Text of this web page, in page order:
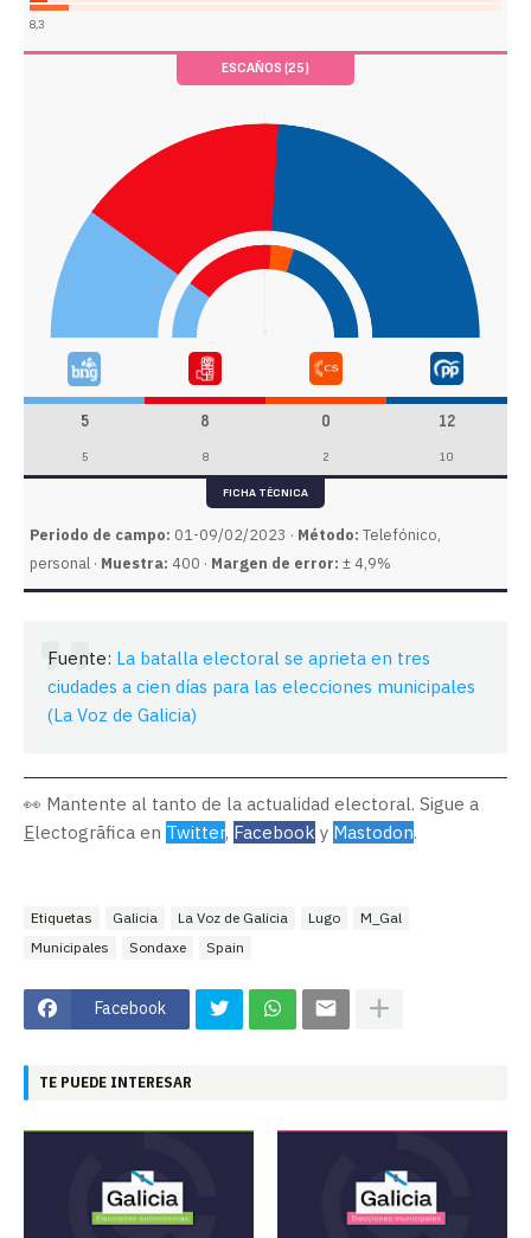
8,3
ESCAÑOS (25)
5 8 0 12
5 8 2 10
FICHA TÉCNICA
Periodo de campo: 01-09/02/2023 · Método: Telefónico,
personal · Muestra: 400 · Margen de error: ± 4,9%
Fuente: La batalla electoral se aprieta en tres
ciudades a cien días para las elecciones municipales
(La Voz de Galicia)
👀 Mantente al tanto de la actualidad electoral. Sigue a
Electogrāfica en Twitter, Facebook y Mastodon.
Etiquetas Galicia La Voz de Galicia Lugo
M_Gal
Municipales
Sondaxe Spain
Facebook
TE PUEDE INTERESAR